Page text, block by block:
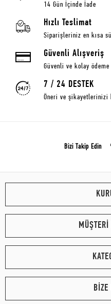
14 Gün İçinde İade
Hızlı Teslimat
Siparişleriniz en kısa
Güvenli Alışveriş
Güvenli ve kolay
7 / 24 DESTEK
Öneri ve
Bizi Takip Edin